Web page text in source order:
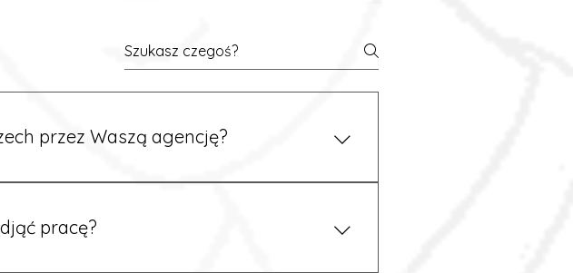
przez Waszą agencję?
stronie lub skontaktować się z nami telefonicznie.
pracę?